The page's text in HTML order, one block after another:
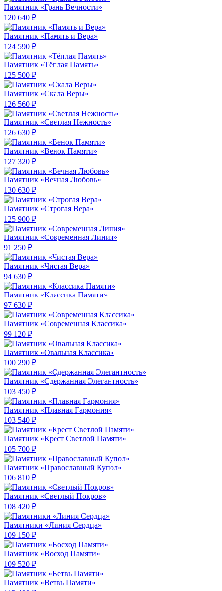
Памятник «Грань Вечности»
120 640 ₽
Памятник «Память и Вера»
124 590 ₽
Памятник «Тёплая Память»
125 500 ₽
Памятник «Скала Веры»
126 560 ₽
Памятник «Светлая Нежность»
126 630 ₽
Памятник «Венок Памяти»
127 320 ₽
Памятник «Вечная Любовь»
130 630 ₽
Памятник «Строгая Вера»
125 900 ₽
Памятник «Современная Линия»
91 250 ₽
Памятник «Чистая Вера»
94 630 ₽
Памятник «Классика Памяти»
97 630 ₽
Памятник «Современная Классика»
99 120 ₽
Памятник «Овальная Классика»
100 290 ₽
Памятник «Сдержанная Элегантность»
103 450 ₽
Памятник «Плавная Гармония»
103 540 ₽
Памятник «Крест Светлой Памяти»
105 700 ₽
Памятник «Православный Купол»
106 810 ₽
Памятник «Светлый Покров»
108 420 ₽
Памятники «Линия Сердца»
109 150 ₽
Памятник «Восход Памяти»
109 520 ₽
Памятник «Ветвь Памяти»